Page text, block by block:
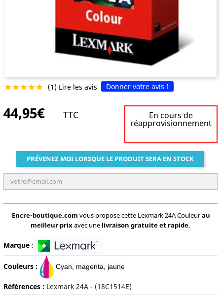
 (1) Lire les avis Donner votre avis !
44,95€ TTC En cours de
réapprovisionnement
PRÉVENEZ MOI LORSQUE LE PRODUIT SERA EN STOCK
Encre-boutique.com vous propose cette Lexmark 24A Couleurau
meilleur prixavec une livraison gratuite et rapide.
Marque:
Couleurs : Cyan, magenta, jaune
Références : Lexmark 24A - (18C1514E)